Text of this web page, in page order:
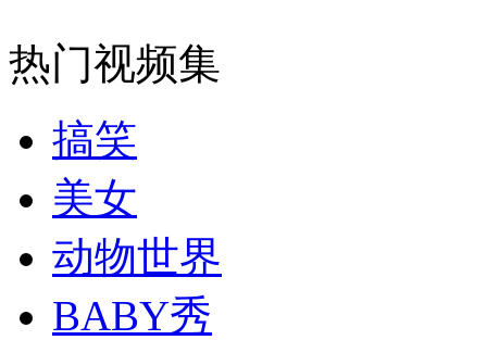
司机酒驾遇交警 急速倒车逃窜
热门视频集
搞笑
美女
动物世界
BABY秀